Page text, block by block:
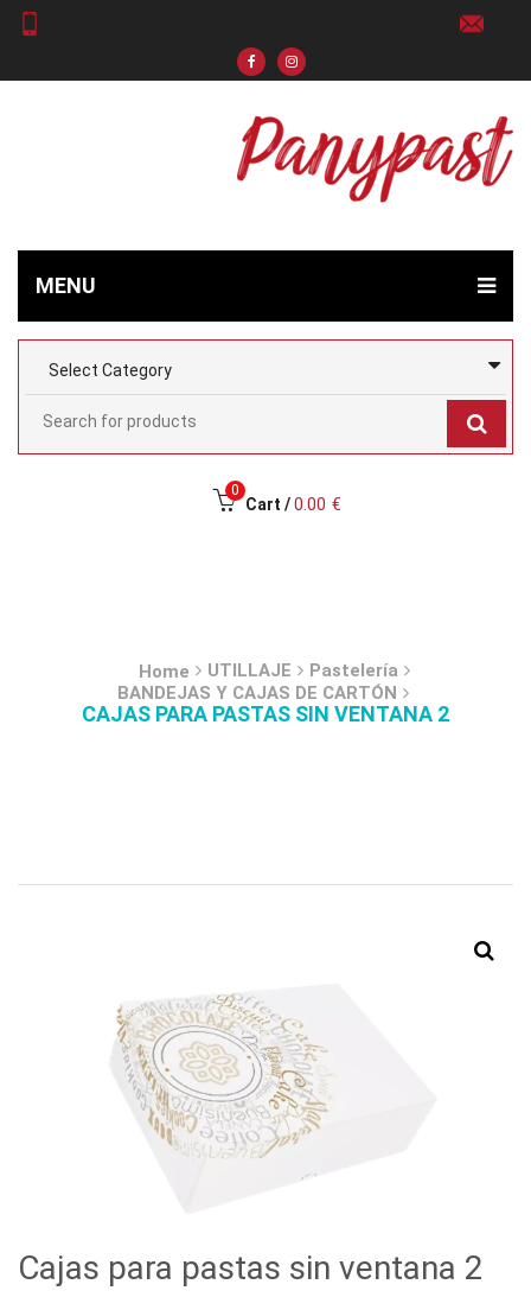
MENU
0
Cart / 0.00 €
Home UTILLAJE
Pastelería
BANDEJAS Y CAJAS DE CARTÓN
CAJAS PARA PASTAS SIN VENTANA 2
Cajas para pastas sin ventana 2